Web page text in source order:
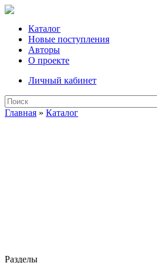
Каталог
Новые поступления
Авторы
О проекте
Личный кабинет
Главная » Каталог
Разделы